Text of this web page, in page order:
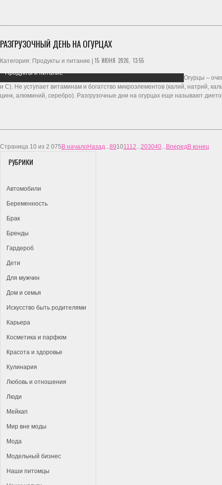
РАЗГРУЗОЧНЫЙ ДЕНЬ НА ОГУРЦАХ
Категория: Продукты и питание | 15 ИЮНЯ 2026, 13:55
Продукты и питание
Огурцы –
и С). Не уступает витаминам и богатство микроэлементов (калий, натрий,
цинк, алюминий, серебро). Разгрузочные дни на огурцах еще называют
Страница 10 из 2 075 В началоНазад...89101112...203040...ВпередВ конец
РУБРИКИ
Автомобили
Беременность
Брак
Бренды
Гардероб
Дети
Для мужчин
Дом и семья
Искусство быть родителями
Карьера
Косметика и парфюм
Красота и здоровье
Кулинария
Любовь и отношения
Люди
Мейкап
Мир вне моды
Мода
Модельный бизнес
Наши питомцы